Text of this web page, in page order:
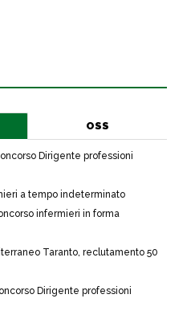
OSS
Dirigente professioni
a tempo indeterminato
infermieri in forma
Taranto, reclutamento 50
Dirigente professioni